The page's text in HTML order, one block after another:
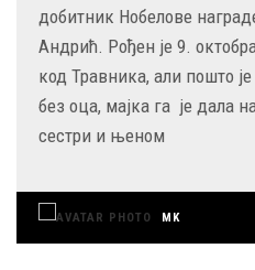
добитник Нобелове
Андрић. Рођен је 9.
код Травника, али пошто
без оца, мајка га је дала
сестри и њеном
MK